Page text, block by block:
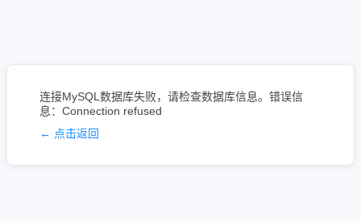
连接MySQL数据库失败，请检查数据库信息。错误信
息：Connection refused
← 点击返回